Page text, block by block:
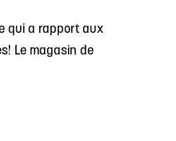
qui a rapport aux
Le magasin de